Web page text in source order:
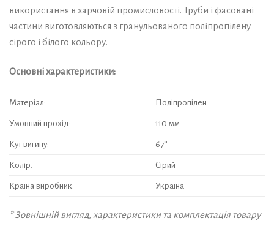
використання в харчовій промисловості. Труби і фасовані
частини виготовляються з гранульованого поліпропілену
сірого і білого кольору.
Основні характеристики:
Матеріал: Поліпропілен
Умовний прохід: 110 мм.
Кут вигину: 67°
Колір: Сірий
Країна виробник: Україна
* Зовнішній вигляд, характеристики та комплектація товару